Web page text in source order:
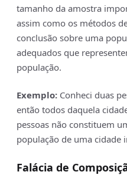
tamanho da amostra
assim como os métodos
conclusão sobre uma
adequados que
população.
Exemplo: Conheci duas
então todos daquela
pessoas não constituem
população de uma cidade
Falácia de